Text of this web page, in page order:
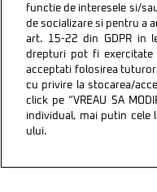
functie de interesele si/
de socializare si pentru a
art. 15-22 din GDPR in
drepturi pot fi exercitate
acceptati folosirea
cu privire la stocarea/
click pe “VREAU SA
individual, mai putin cele
ului.